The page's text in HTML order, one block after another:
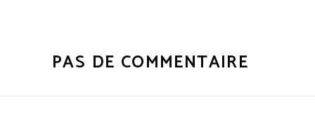
PAS DE COMMENTAIRE